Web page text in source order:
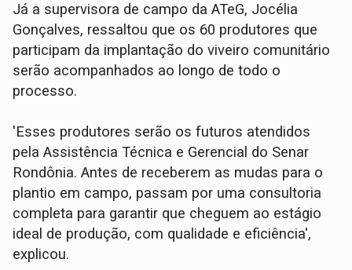
Já a supervisora de campo da ATeG, Jocélia
Gonçalves, ressaltou que os 60 produtores que
participam da implantação do viveiro comunitário
serão acompanhados ao longo de todo o
processo.
'Esses produtores serão os futuros atendidos
pela Assistência Técnica e Gerencial do Senar
Rondônia. Antes de receberem as mudas para o
plantio em campo, passam por uma consultoria
completa para garantir que cheguem ao estágio
ideal de produção, com qualidade e eficiência',
explicou.